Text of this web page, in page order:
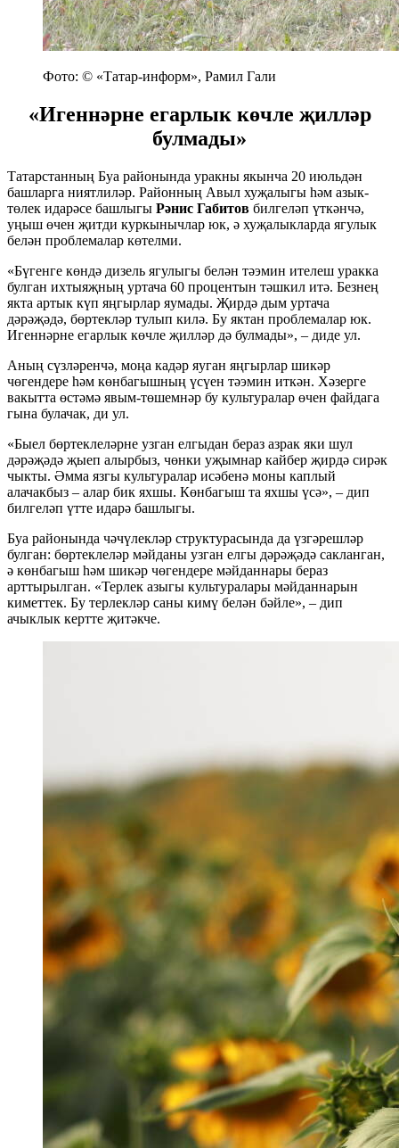
Фото: © «Татар-информ», Рамил Гали
«Игеннәрне егарлык көчле җилләр
булмады»
Татарстанның Буа районында уракны якынча 20 июльдән
башларга ниятлиләр. Районның Авыл хуҗалыгы һәм азык-
төлек идарәсе башлыгы Рәнис Габитов билгеләп үткәнчә,
уңыш өчен җитди куркынычлар юк, ә хуҗалыкларда ягулык
белән проблемалар көтелми.
«Бүгенге көндә дизель ягулыгы белән тәэмин ителеш уракка
булган ихтыяҗның уртача 60 процентын тәшкил итә. Безнең
якта артык күп яңгырлар яумады. Җирдә дым уртача
дәрәҗәдә, бөртекләр тулып килә. Бу яктан проблемалар юк.
Игеннәрне егарлык көчле җилләр дә булмады», – диде ул.
Аның сүзләренчә, моңа кадәр яуган яңгырлар шикәр
чөгендере һәм көнбагышның үсүен тәэмин иткән. Хәзерге
вакытта өстәмә явым-төшемнәр бу культуралар өчен файдага
гына булачак, ди ул.
«Быел бөртеклеләрне узган елгыдан бераз азрак яки шул
дәрәҗәдә җыеп алырбыз, чөнки уҗымнар кайбер җирдә сирәк
чыкты. Әмма язгы культуралар исәбенә моны каплый
алачакбыз – алар бик яхшы. Көнбагыш та яхшы үсә», – дип
билгеләп үтте идарә башлыгы.
Буа районында чәчүлекләр структурасында да үзгәрешләр
булган: бөртеклеләр мәйданы узган елгы дәрәҗәдә сакланган,
ә көнбагыш һәм шикәр чөгендере мәйданнары бераз
арттырылган. «Терлек азыгы культуралары мәйданнарын
киметтек. Бу терлекләр саны кимү белән бәйле», – дип
ачыклык кертте җитәкче.